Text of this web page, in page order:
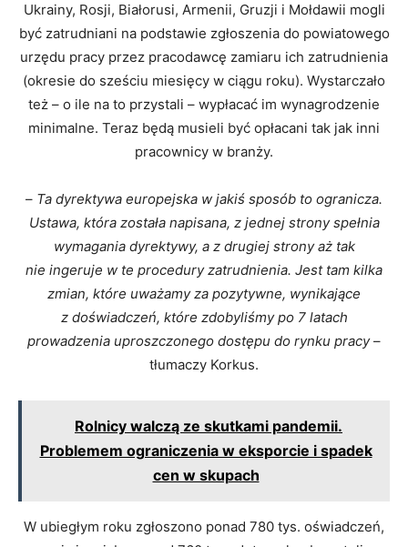
Ukrainy, Rosji, Białorusi, Armenii, Gruzji i Mołdawii mogli
być zatrudniani na podstawie zgłoszenia do powiatowego
urzędu pracy przez pracodawcę zamiaru ich zatrudnienia
(okresie do sześciu miesięcy w ciągu roku). Wystarczało
też – o ile na to przystali – wypłacać im wynagrodzenie
minimalne. Teraz będą musieli być opłacani tak jak inni
pracownicy w branży.
– Ta dyrektywa europejska w jakiś sposób to ogranicza.
Ustawa, która została napisana, z jednej strony spełnia
wymagania dyrektywy, a z drugiej strony aż tak
nie ingeruje w te procedury zatrudnienia. Jest tam kilka
zmian, które uważamy za pozytywne, wynikające
z doświadczeń, które zdobyliśmy po 7 latach
prowadzenia uproszczonego dostępu do rynku pracy–
tłumaczy Korkus.
Rolnicy walczą ze skutkami pandemii.
Problemem ograniczenia w eksporcie i spadek
cen w skupach
W ubiegłym roku zgłoszono ponad 780 tys. oświadczeń,